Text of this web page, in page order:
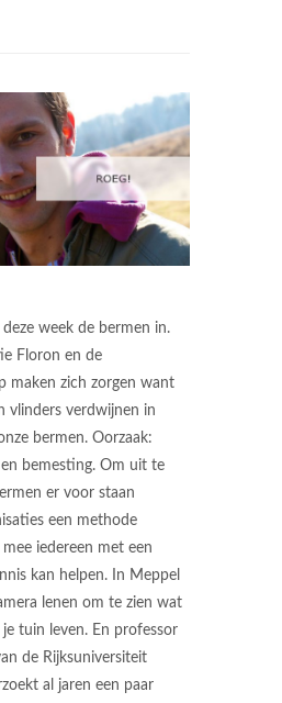
week de bermen in.
Floron en de
maken zich zorgen want
vlinders verdwijnen in
bermen. Oorzaak:
bemesting. Om uit te
er voor staan
een methode
iedereen met een
kan helpen. In Meppel
lenen om te zien wat
tuin leven. En professor
de Rijksuniversiteit
al jaren een paar